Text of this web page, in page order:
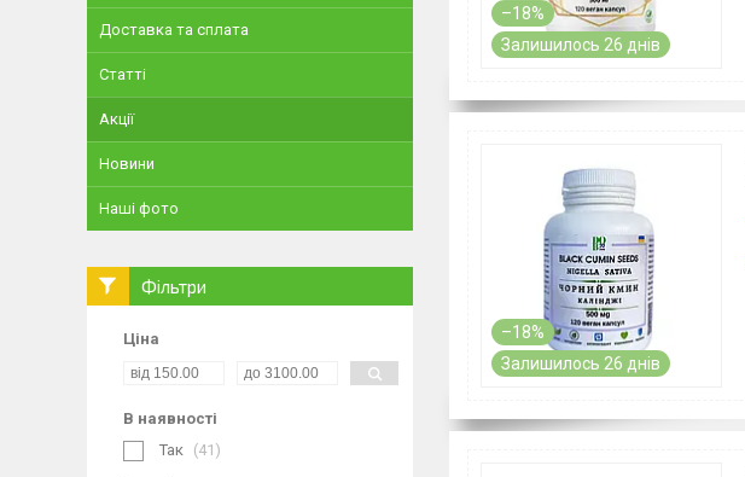
–18%
Залишилось 26 днів
–18%
Залишилось 26 днів
Доставка та сплата
Статті
Акції
Новини
Наші фото
Фільтри
Ціна
В наявності
Так
41